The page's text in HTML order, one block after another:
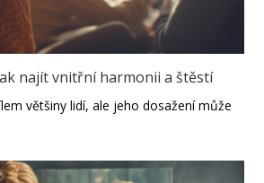
najít vnitřní harmonii a štěstí
většiny lidí, ale jeho dosažení může